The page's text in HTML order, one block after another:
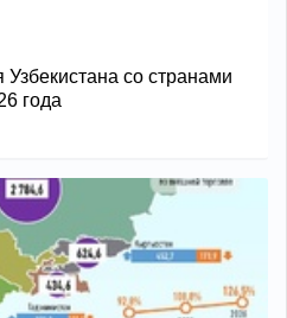
со странами
года